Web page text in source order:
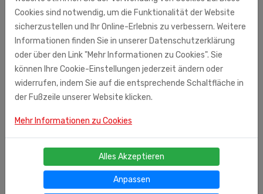
Aroniasaftkonzentrat 1,7%, Zucker, Säuerungsregulator:
Zitronensäure, Aroma (Granatapfel)Durchschnittliche
Nährwertangaben pro 100 ml: Brennwert: 201 kJ / 48 kcal
Fett: 0,00 g (davon gesättigteFettsäuren: 0,00 g)
Kohlenhydrate: 12,0 g (davon Zucker: 12,0 g) Eiweiß: 0,00 g
Salz: 0,01g
SLCO GmbH & Co.KG
95512 Neudrossenfeld
Cookies sind notwendig, um die Funktionalität der Website
sicherzustellen und Ihr Online-Erlebnis zu verbessern. Weitere
Informationen finden Sie in unserer Datenschutzerklärung
oder über den Link "Mehr Informationen zu Cookies". Sie
können Ihre Cookie-Einstellungen jederzeit ändern oder
widerrufen, indem Sie auf die entsprechende Schaltfläche in
der Fußzeile unserer Website klicken.
Mehr Informationen zu Cookies
Alles Akzeptieren
Anpassen